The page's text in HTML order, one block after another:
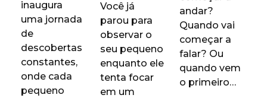
inaugura
uma jornada
de
descobertas
constantes,
onde cada
pequeno
Você já
parou para
observar o
seu pequeno
enquanto ele
tenta focar
em um
andar?
Quando vai
começar a
falar? Ou
quando vem
o primeiro…